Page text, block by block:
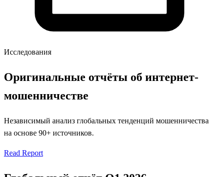
Исследования
Оригинальные отчёты об интернет-
мошенничестве
Независимый анализ глобальных тенденций мошенничества
на основе 90+ источников.
Read Report